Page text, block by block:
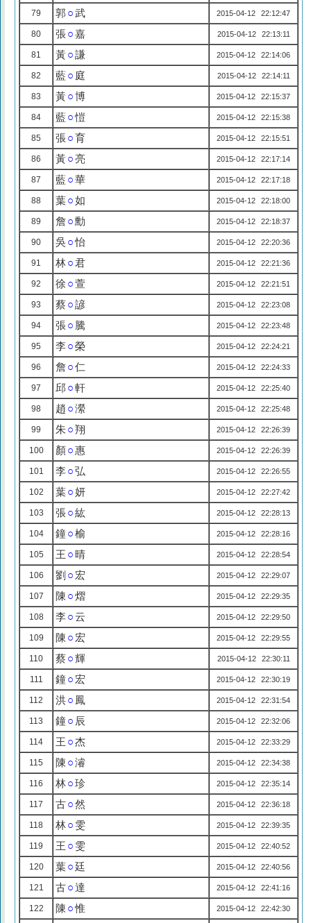
79 郭 ○武 2015-04-12 22:12:47
80 張○嘉 2015-04-12 22:13:11
81 黃○謙 2015-04-12 22:14:06
82 藍○ 庭 2015-04-12 22:14:11
83 黃○博 2015-04-12 22:15:37
84 藍○愷 2015-04-12 22:15:38
85 張○育 2015-04-12 22:15:51
86 黃○亮 2015-04-12 22:17:14
87 藍○華 2015-04-12 22:17:18
88 葉○如 2015-04-12 22:18:00
89 詹○勳 2015-04-12 22:18:37
90 吳 ○怡 2015-04-12 22:20:36
91 林○君 2015-04-12 22:21:36
92 徐 ○萱 2015-04-12 22:21:51
93 蔡○諺 2015-04-12 22:23:08
94 張○ 騰 2015-04-12 22:23:48
95 李○榮 2015-04-12 22:24:21
96 詹○仁 2015-04-12 22:24:33
97 邱 ○軒 2015-04-12 22:25:40
98 趙 ○瀠 2015-04-12 22:25:48
99 朱○翔 2015-04-12 22:26:39
100 顏○惠 2015-04-12 22:26:39
101 李○弘 2015-04-12 22:26:55
102 葉○妍 2015-04-12 22:27:42
103 張○紘 2015-04-12 22:28:13
104 鐘○榆 2015-04-12 22:28:16
105 王 ○ 晴 2015-04-12 22:28:54
106 劉 ○ 宏 2015-04-12 22:29:07
107 陳 ○熠 2015-04-12 22:29:35
108 李○云 2015-04-12 22:29:50
109 陳 ○ 宏 2015-04-12 22:29:55
110 蔡○輝 2015-04-12 22:30:11
111 鐘○ 宏 2015-04-12 22:30:19
112 洪○ 鳳 2015-04-12 22:31:54
113 鐘○ 辰 2015-04-12 22:32:06
114 王 ○杰 2015-04-12 22:33:29
115 陳 ○濬 2015-04-12 22:34:38
116 林○珍 2015-04-12 22:35:14
117 古○然 2015-04-12 22:36:18
118 林○ 雯 2015-04-12 22:39:35
119 王 ○ 雯 2015-04-12 22:40:52
120 葉○廷 2015-04-12 22:40:56
121 古○達 2015-04-12 22:41:16
122 陳 ○惟 2015-04-12 22:42:30